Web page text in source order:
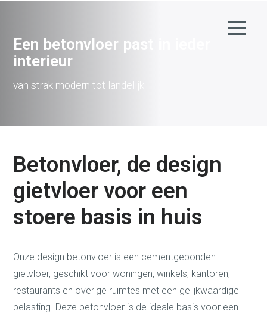
Een betonvloer past in ieder
interieur
van strak modern tot landelijk
Betonvloer, de design
gietvloer voor een
stoere basis in huis
Onze design betonvloer is een cementgebonden
gietvloer, geschikt voor woningen, winkels, kantoren,
restaurants en overige ruimtes met een gelijkwaardige
belasting. Deze betonvloer is de ideale basis voor een